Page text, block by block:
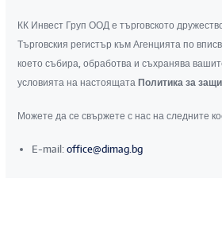
КК Инвест Груп ООД е търговското
Търговския регистър към Агенцията по
което събира, обработва и съхранява
условията на настоящатаПолитика за
Можете да се свържете с нас на следните
E-mail:office@dimag.bg